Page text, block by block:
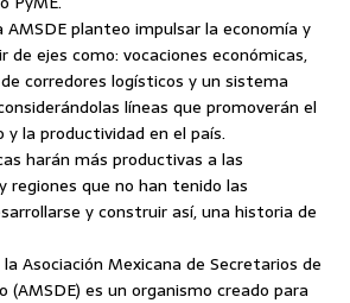
planteo impulsar la economía y
ejes como: vocaciones económicas,
corredores logísticos y un sistema
líneas que promoverán el
y la productividad en el país.
harán más productivas a las
regiones que no han tenido las
y construir así, una historia de
Asociación Mexicana de Secretarios de
(AMSDE) es un organismo creado para